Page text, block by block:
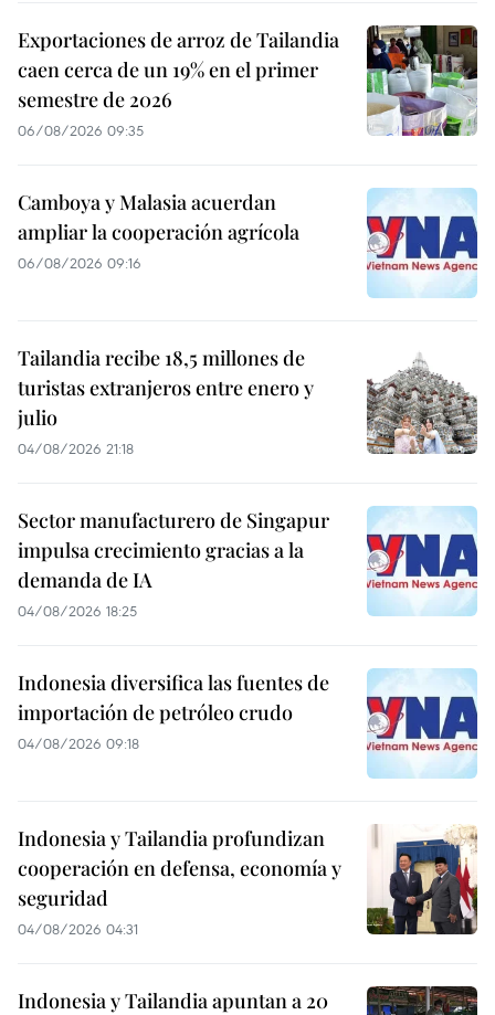
Exportaciones de arroz de Tailandia
caen cerca de un 19% en el primer
semestre de 2026
06/08/2026 09:35
Camboya y Malasia acuerdan
ampliar la cooperación agrícola
06/08/2026 09:16
Tailandia recibe 18,5 millones de
turistas extranjeros entre enero y
julio
04/08/2026 21:18
Sector manufacturero de Singapur
impulsa crecimiento gracias a la
demanda de IA
04/08/2026 18:25
Indonesia diversifica las fuentes de
importación de petróleo crudo
04/08/2026 09:18
Indonesia y Tailandia profundizan
cooperación en defensa, economía y
seguridad
04/08/2026 04:31
Indonesia y Tailandia apuntan a 20